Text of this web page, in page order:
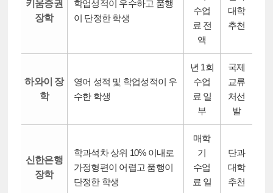
키움증권
장학
학업성적이 우수하고 품행
이 단정한 학생
수업
료 전
액
대학
추천
하와이 장
학
영어 성적 및 학업성적이 우
수한 학생
년 1회
수업
료 일
부
국제
교류
처선
발
신한은행
장학
학과석차 상위 10% 이내로
가정형편이 어렵고 품행이
단정한 학생
매학
기
수업
료 일
단과
대학
추천